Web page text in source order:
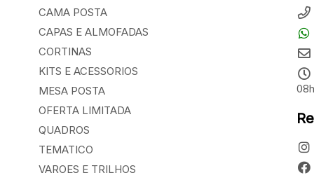
CAMA POSTA
CAPAS E ALMOFADAS
CORTINAS
KITS E ACESSORIOS
MESA POSTA
OFERTA LIMITADA
QUADROS
TEMATICO
VAROES E TRILHOS